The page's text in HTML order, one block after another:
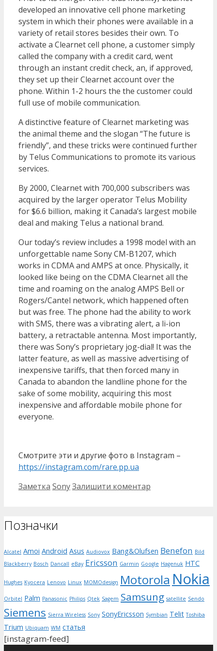
developed an innovative cell phone marketing
system in which their phones were available in a
variety of retail stores besides their own. To
activate a Clearnet cell phone, a customer simply
called the company with a credit card, went
through an instant credit check, an, if approved,
they set up their Clearnet account over the
phone. Within 1-2 hours the the customer could
full use of mobile communication.
A distinctive feature of Clearnet marketing was
the animal theme and the slogan “The future is
friendly”, and these tricks were continued further
by Telus Communications to promote its various
services.
By 2000, Clearnet with 700,000 subscribers was
acquired by the larger operator Telus Mobility
for $6.6 billion, making it Canada’s largest mobile
deal and making Telus a national brand.
Our today’s review includes a 1998 model with an
unforgettable name Sony CM-B1207, which
works in CDMA and AMPS at once. Physically, it
looked like being on the CDMA Clearnet all the
time and roaming on the analog AMPS Bell or
Rogers/Cantel network, which happened often
but was free. The phone had the ability to work
with SMS, there was a vibrating alert, a li-ion
battery, a retractable antenna. Most importantly,
there was Sony’s proprietary jog-dial! It was the
latter feature, as well as massive advertising of
inexpensive tariffs, that then forced many in
Canada to abandon the landline phone for the
sake of some mobility, acquiring this most
inexpensive and affordable mobile phone for
everyone.
Смотрите эти и другие фото в Instagram –
https://instagram.com/rare.pp.ua
Категорії
Заметка Позначки
SonyЗалишити коментар
Позначки
Alcatel Amoi Android Asus Audiovox Bang&Olufsen Benefon Bild
Blackberry Bosch Dancall eBay Ericsson Garmin Google Hagenuk HTC
Hughes Kyocera Lenovo Linux MOMOdesign Motorola Nokia
Orbitel Palm Panasonic Philips Qtek Sagem Samsung satellite Sendo
Siemens Sierra Wireless Sony SonyEricsson Symbian Telit Toshiba
Trium Ubiquam WM статья
[instagram-feed]